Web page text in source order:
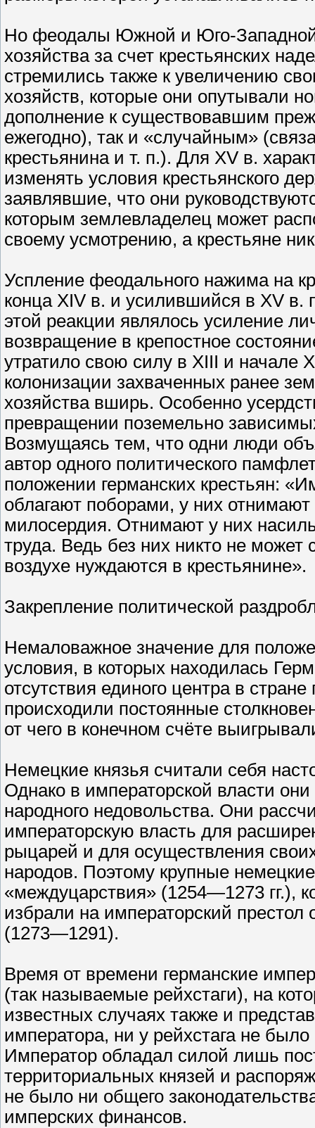
Но феодалы Южной и Юго-
хозяйства за счет крестьянских
стремились также к увеличению
хозяйств, которые они опутывали
дополнение к существовавшим
ежегодно), так и «случайным»
крестьянина и т. п.). Для XV в.
изменять условия крестьянского
заявлявшие, что они
которым землевладелец может
своему усмотрению, а крестьяне
Успление феодального нажима на
конца XIV в. и усилившийся в XV
этой реакции являлось усиление
возвращение в крепостное
утратило свою силу в ХIII и начале
колонизации захваченных ранее
хозяйства вширь. Особенно
превращении поземельно
Возмущаясь тем, что одни люди
автор одного политического
положении германских крестьян:
облагают поборами, у них отнимают
милосердия. Отнимают у них
труда. Ведь без них никто не может
воздухе нуждаются в крестьянине».
Закрепление политической
Немаловажное значение для
условия, в которых находилась
отсутствия единого центра в
происходили постоянные
от чего в конечном счёте
Немецкие князья считали себя
Однако в императорской власти
народного недовольства. Они
императорскую власть для
рыцарей и для осуществления
народов. Поэтому крупные
«междуцарствия» (1254—1273 гг.),
избрали на императорский престол
(1273—1291).
Время от времени германские
(так называемые рейхстаги), на
известных случаях также и
императора, ни у рейхстага не было
Император обладал силой лишь
территориальных князей и
не было ни общего
имперских финансов.